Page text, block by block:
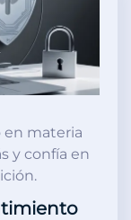
en materia
y confía en